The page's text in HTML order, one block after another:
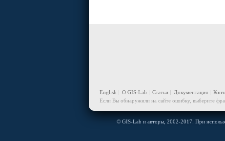
English О GIS-Lab Статьи Документация
Если Вы обнаружили на сайте ошибку, выберите
© GIS-Lab и авторы, 2002-2017. При